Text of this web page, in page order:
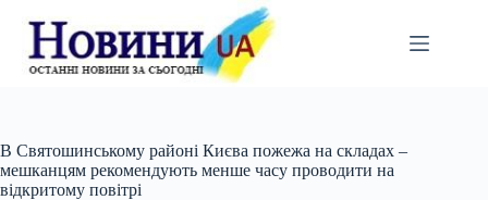
вмісту
В Святошинському районі Києва пожежа на складах –
мешканцям рекомендують менше часу проводити на
відкритому повітрі